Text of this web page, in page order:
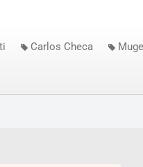
Carlos Checa